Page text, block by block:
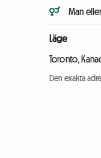
Man
Läge
Toronto,
Den exakta